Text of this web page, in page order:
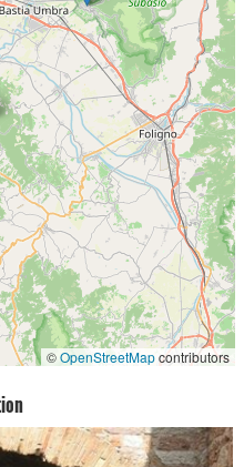
©OpenStreetMapcontributors